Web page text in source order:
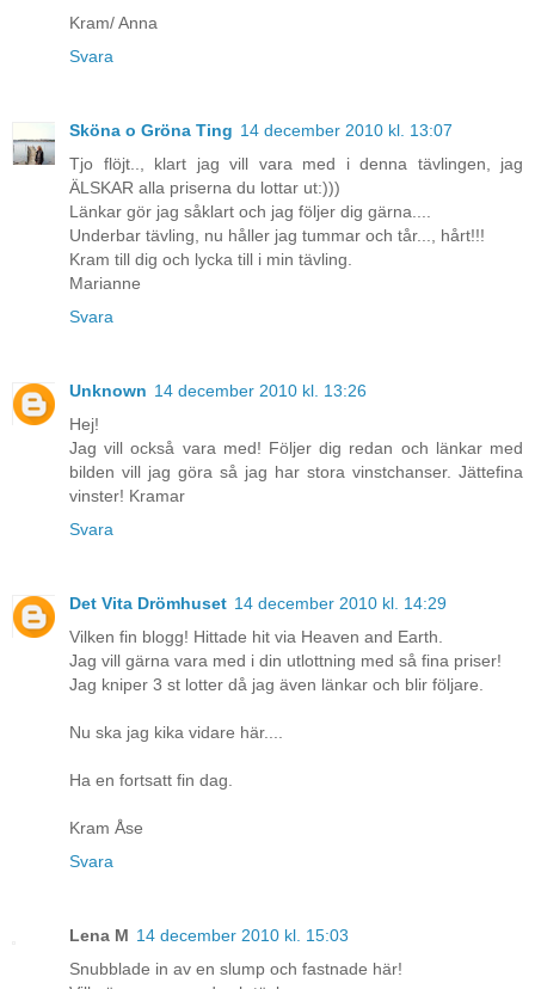
Kram/ Anna
Svara
Sköna o Gröna Ting 14 december 2010 kl. 13:07
Tjo flöjt.., klart jag vill vara med i denna tävlingen, jag
ÄLSKAR alla priserna du lottar ut:)))
Länkar gör jag såklart och jag följer dig gärna....
Underbar tävling, nu håller jag tummar och tår..., hårt!!!
Kram till dig och lycka till i min tävling.
Marianne
Svara
Unknown 14 december 2010 kl. 13:26
Hej!
Jag vill också vara med! Följer dig redan och länkar med
bilden vill jag göra så jag har stora vinstchanser. Jättefina
vinster! Kramar
Svara
Det Vita Drömhuset 14 december 2010 kl. 14:29
Vilken fin blogg! Hittade hit via Heaven and Earth.
Jag vill gärna vara med i din utlottning med så fina priser!
Jag kniper 3 st lotter då jag även länkar och blir följare.
Nu ska jag kika vidare här....
Ha en fortsatt fin dag.
Kram Åse
Svara
Lena M 14 december 2010 kl. 15:03
Snubblade in av en slump och fastnade här!